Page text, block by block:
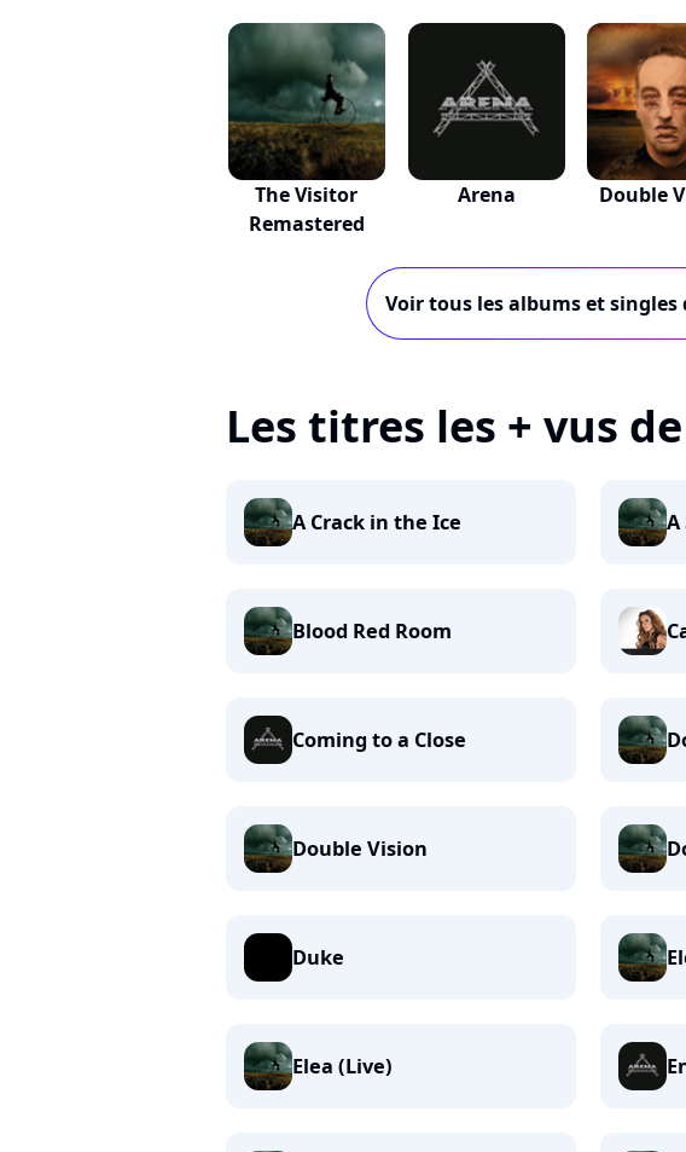
The Visitor
Remastered
Arena Double
Voir tous les albums et singles
Les titres les + vus
A Crack in the Ice A
Blood Red Room
Coming to a Close
Double Vision
Duke
Elea (Live)